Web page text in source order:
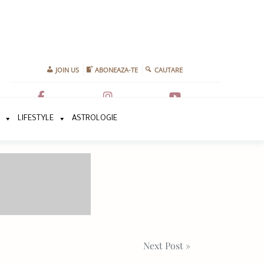
JOIN US ABONEAZA-TE CAUTARE
LIFESTYLE ASTROLOGIE
Next Post »